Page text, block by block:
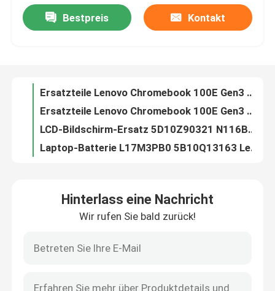
Videos
Fabrik-Ausflug
Qualitätskontrolle
Fordern Sie ein Zitat
Lenovo-LCD-Bildschirm-Ersatz
Dell-LCD-Bildschirm-Ersatz
Bestpreis Kontakt
Ersatzteile Lenovo Chromebook 100E Gen3 AMD des Laptop-5H50W13778 Scharnier stellte L+R ein
Ersatz Lenovo 300E 2. AST Gen Chromebook LCD mit Einfassung und G-Sensor 5D10Y97713
Schirm-Ersatz Chromebook 500E Gen2 Lenovo mit Einfassung kein Griffel 5D10T79593
Schirm-Ersatz-Analog-Digital wandler Lenovo 300E Gen2 Chromebook mit Einfassungs-G-Sensor 5D10T79505
LCD-Bildschirm-Ersatz 5D10T95195 11,6“ Lenovo für 300e Chromebook 2. GEN MTK
Hinterlass eine Nachricht
Wir rufen Sie bald zurück!